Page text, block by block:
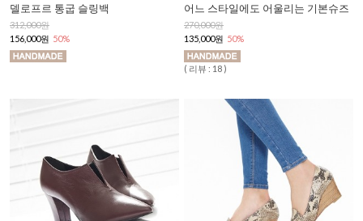
델로프르 통굽 슬링백
312,000원
156,000원 50%
어느 스타일에도 어울리는 기본슈즈
270,000원
135,000원 50%
( 리뷰 : 18 )